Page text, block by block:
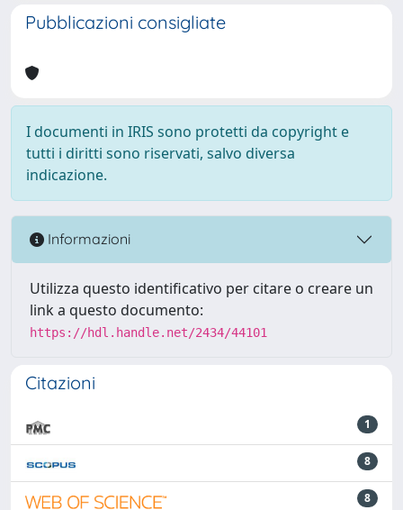
Pubblicazioni consigliate
I documenti in IRIS sono protetti da copyright e
tutti i diritti sono riservati, salvo diversa
indicazione.
Informazioni
Utilizza questo identificativo per citare o creare un
link a questo documento:
https://hdl.handle.net/2434/44101
Citazioni
1
8
8